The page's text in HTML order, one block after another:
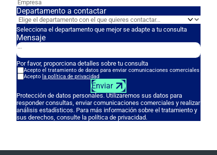
Departamento a contactar
Selecciona el departamento que mejor se adapte a tu consulta
Mensaje
Por favor, proporciona detalles sobre tu consulta
Acepto el tratamiento de datos para enviar comunicaciones comerciales
Acepto la política de privacidad
Enviar
Protección de datos personales. Utilizaremos sus datos para
responder consultas, enviar comunicaciones comerciales y realizar
análisis estadísticos. Para más información sobre el tratamiento y
sus derechos, consulte la política de privacidad.